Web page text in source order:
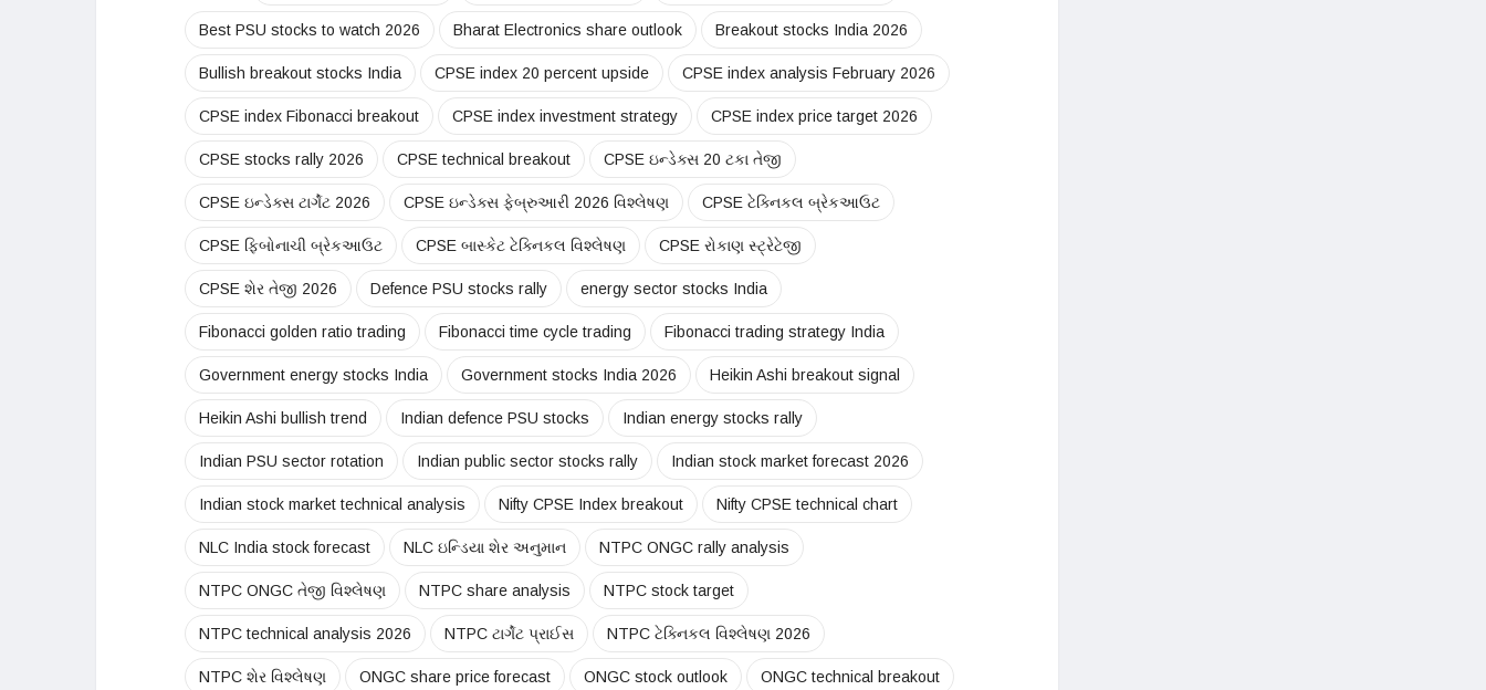
Best PSU stocks to watch 2026 Bharat Electronics share outlook Breakout stocks India 2026
Bullish breakout stocks India CPSE index 20 percent upside CPSE index analysis February 2026
CPSE index Fibonacci breakout CPSE index investment strategy CPSE index price target 2026
CPSE stocks rally 2026 CPSE technical breakout CPSE ઇન્ડેક્સ 20 ટકા તેજી
CPSE ઇન્ડેક્સ ટાર્ગેટ 2026 CPSE ઇન્ડેક્સ ફેબ્રુઆરી 2026 વિશ્લેષણ CPSE ટેક્નિકલ બ્રેકઆઉટ
CPSE ફિબોનાચી બ્રેકઆઉટ CPSE બાસ્કેટ ટેક્નિકલ વિશ્લેષણ CPSE રોકાણ સ્ટ્રેટેજી
CPSE શેર તેજી 2026 Defence PSU stocks rally energy sector stocks India
Fibonacci golden ratio trading Fibonacci time cycle trading Fibonacci trading strategy India
Government energy stocks India Government stocks India 2026 Heikin Ashi breakout signal
Heikin Ashi bullish trend Indian defence PSU stocks Indian energy stocks rally
Indian PSU sector rotation Indian public sector stocks rally Indian stock market forecast 2026
Indian stock market technical analysis Nifty CPSE Index breakout Nifty CPSE technical chart
NLC India stock forecast NLC ઇન્ડિયા શેર અનુમાન NTPC ONGC rally analysis
NTPC ONGC તેજી વિશ્લેષણ NTPC share analysis NTPC stock target
NTPC technical analysis 2026 NTPC ટાર્ગેટ પ્રાઈસ NTPC ટેક્નિકલ વિશ્લેષણ 2026
NTPC શેર વિશ્લેષણ ONGC share price forecast ONGC stock outlook ONGC technical breakout